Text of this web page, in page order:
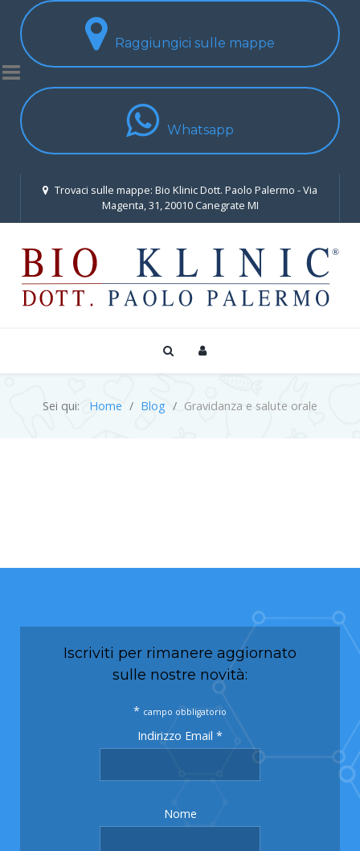
Raggiungici sulle mappe
Whatsapp
Trovaci sulle mappe: Bio Klinic Dott. Paolo Palermo - Via
Magenta, 31, 20010 Canegrate MI
Sei qui: Home Blog Gravidanza e salute orale
Iscriviti per rimanere aggiornato
sulle nostre novità:
* campo obbligatorio
Indirizzo Email *
Nome